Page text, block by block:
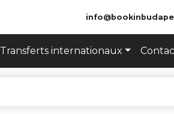
Transferts internationaux